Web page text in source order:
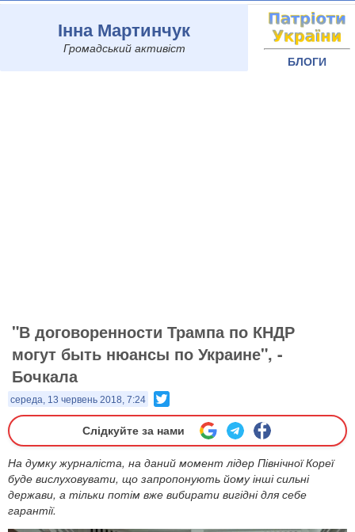
Інна Мартинчук
Громадський активіст
БЛОГИ
"В договоренности Трампа по КНДР
могут быть нюансы по Украине", -
Бочкала
середа, 13 червень 2018, 7:24
Слідкуйте за нами
На думку журналіста, на даний момент лідер Північної Кореї
буде вислуховувати, що запропонують йому інші сильні
держави, а тільки потім вже вибирати вигідні для себе
гарантії.